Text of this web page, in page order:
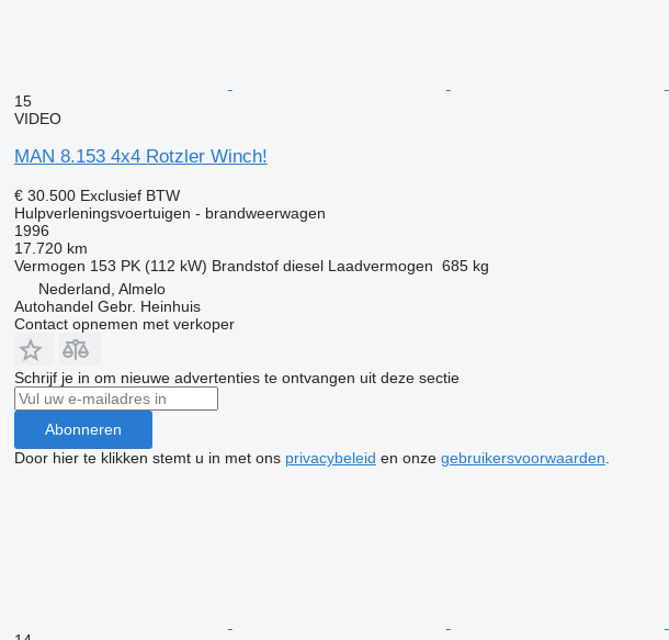
15
VIDEO
MAN 8.153 4x4 Rotzler Winch!
€ 30.500 Exclusief BTW
Hulpverleningsvoertuigen - brandweerwagen
1996
17.720 km
Vermogen 153 PK (112 kW) Brandstof diesel Laadvermogen 685 kg
Nederland, Almelo
Autohandel Gebr. Heinhuis
Contact opnemen met verkoper
Schrijf je in om nieuwe advertenties te ontvangen uit deze sectie
Abonneren
Door hier te klikken stemt u in met ons privacybeleid en onze gebruikersvoorwaarden